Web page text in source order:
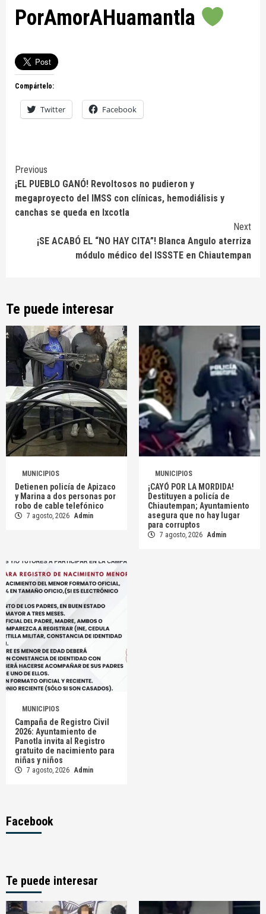
PorAmorAHuamantla
Compártelo:
Twitter Facebook
Continue
Reading
Previous
¡EL PUEBLO GANÓ! Revoltosos no pudieron y
megaproyecto del IMSS con clínicas, hemodiálisis y
canchas se queda en Ixcotla
Next
¡SE ACABÓ EL “NO HAY CITA”! Blanca Angulo aterriza
módulo médico del ISSSTE en Chiautempan
Te puede interesar
MUNICIPIOS
Detienen policía de Apizaco
y Marina a dos personas por
robo de cable telefónico
7 agosto, 2026 Admin
MUNICIPIOS
¡CAYÓ POR LA MORDIDA!
Destituyen a policía de
Chiautempan; Ayuntamiento
asegura que no hay lugar
para corruptos
7 agosto, 2026 Admin
MUNICIPIOS
Campaña de Registro Civil
2026: Ayuntamiento de
Panotla invita al Registro
gratuito de nacimiento para
niñas y niños
7 agosto, 2026 Admin
Facebook
Te puede interesar